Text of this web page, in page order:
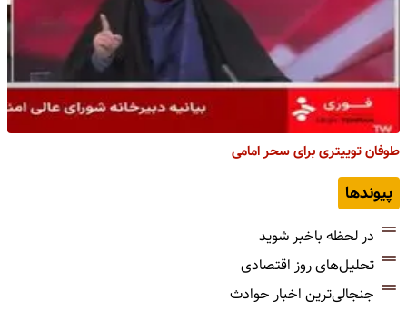
طوفان توییتری برای سحر امامی
پیوندها
در لحظه باخبر شوید
تحلیل‌های روز اقتصادی
جنجالی‌ترین اخبار حوادث